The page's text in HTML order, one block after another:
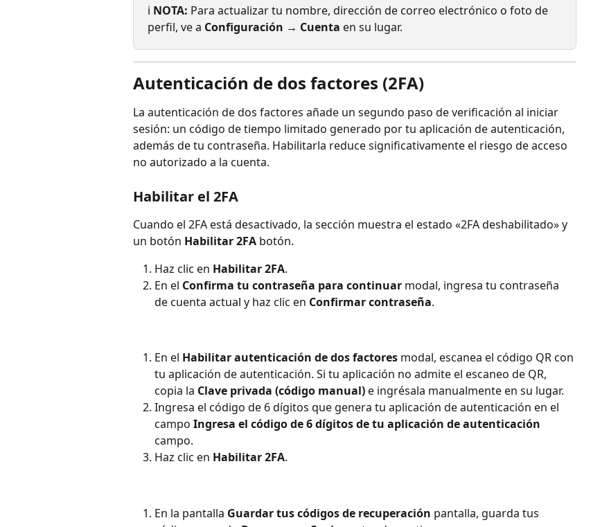
ℹ️ NOTA: Para actualizar tu nombre, dirección de correo electrónico o foto de
perfil, ve a Configuración → Cuenta en su lugar.
Autenticación de dos factores (2FA)
La autenticación de dos factores añade un segundo paso de verificación al iniciar
sesión: un código de tiempo limitado generado por tu aplicación de autenticación,
además de tu contraseña. Habilitarla reduce significativamente el riesgo de acceso
no autorizado a la cuenta.
Habilitar el 2FA
Cuando el 2FA está desactivado, la sección muestra el estado «2FA deshabilitado» y
un botón Habilitar 2FA botón.
Haz clic en Habilitar 2FA.
En el Confirma tu contraseña para continuar modal, ingresa tu contraseña
de cuenta actual y haz clic en Confirmar contraseña.
En el Habilitar autenticación de dos factores modal, escanea el código QR con
tu aplicación de autenticación. Si tu aplicación no admite el escaneo de QR,
copia la Clave privada (código manual) e ingrésala manualmente en su lugar.
Ingresa el código de 6 dígitos que genera tu aplicación de autenticación en el
campo Ingresa el código de 6 dígitos de tu aplicación de autenticación
campo.
Haz clic en Habilitar 2FA.
En la pantalla Guardar tus códigos de recuperación pantalla, guarda tus